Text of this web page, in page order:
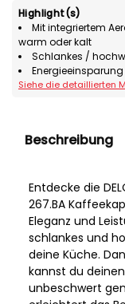
Highlight(s)
Mit integriertem
warm oder kalt
Schlankes /
Siehe die detaillierten
Beschreibung
Entdecke die
267.BA
Eleganz und
schlankes und
deine Küche.
kannst du
unbeschwert